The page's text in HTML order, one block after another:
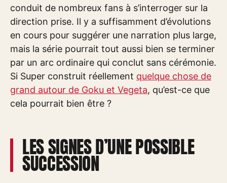
conduit de nombreux fans à s’interroger sur la
direction prise. Il y a suffisamment d’évolutions
en cours pour suggérer une narration plus large,
mais la série pourrait tout aussi bien se terminer
par un arc ordinaire qui conclut sans cérémonie.
Si Super construit réellement quelque chose de
grand autour de Goku et Vegeta, qu’est-ce que
cela pourrait bien être ?
LES SIGNES D’UNE POSSIBLE
SUCCESSION